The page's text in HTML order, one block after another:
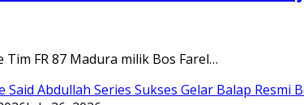
FR 87 Madura milik Bos Farel…